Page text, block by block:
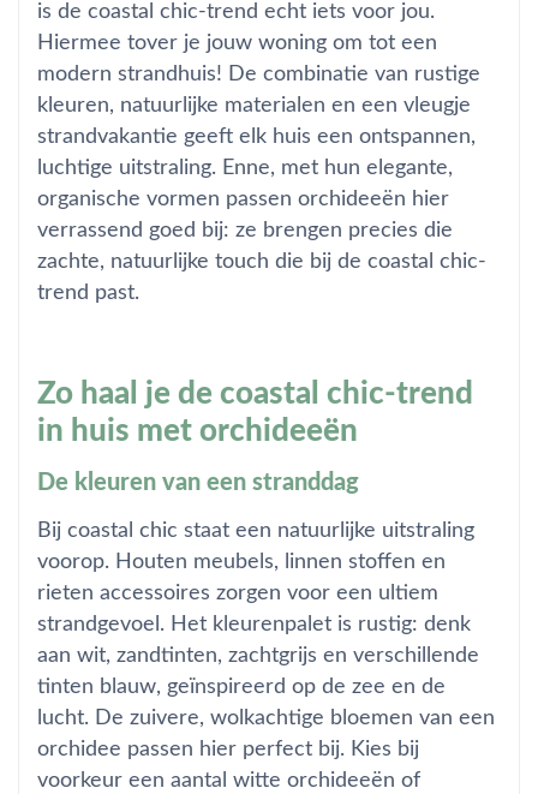
is de coastal chic-trend echt iets voor jou.
Hiermee tover je jouw woning om tot een
modern strandhuis! De combinatie van rustige
kleuren, natuurlijke materialen en een vleugje
strandvakantie geeft elk huis een ontspannen,
luchtige uitstraling. Enne, met hun elegante,
organische vormen passen orchideeën hier
verrassend goed bij: ze brengen precies die
zachte, natuurlijke touch die bij de coastal chic-
trend past.
Zo haal je de coastal chic-trend
in huis met orchideeën
De kleuren van een stranddag
Bij coastal chic staat een natuurlijke uitstraling
voorop. Houten meubels, linnen stoffen en
rieten accessoires zorgen voor een ultiem
strandgevoel. Het kleurenpalet is rustig: denk
aan wit, zandtinten, zachtgrijs en verschillende
tinten blauw, geïnspireerd op de zee en de
lucht. De zuivere, wolkachtige bloemen van een
orchidee passen hier perfect bij. Kies bij
voorkeur een aantal witte orchideeën of